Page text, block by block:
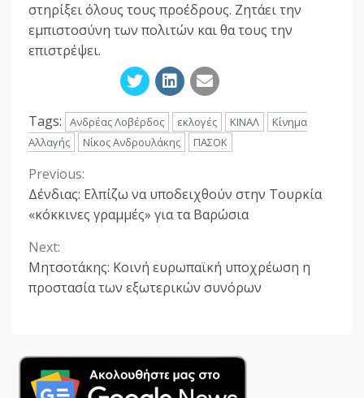
στηρίξει όλους τους προέδρους. Ζητάει την
εμπιστοσύνη των πολιτών και θα τους την
επιστρέψει.
Tags: Ανδρέας Λοβέρδος εκλογές ΚΙΝΑΛ
Κίνημα
Αλλαγής
Νίκος Ανδρουλάκης ΠΑΣΟΚ
Continue
Reading
Previous:
Δένδιας: Ελπίζω να υποδειχθούν στην Τουρκία
«κόκκινες γραμμές» για τα Βαρώσια
Next:
Μητσοτάκης: Κοινή ευρωπαϊκή υποχρέωση η
προστασία των εξωτερικών συνόρων